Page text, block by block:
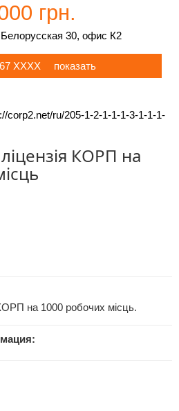
грн.
30, офис К2
ХХХХ показать
corp2.net/ru/205-1-2-1-1-1-3-1-1-1-
ліцензія КОРП на
на 1000 робочих місць.